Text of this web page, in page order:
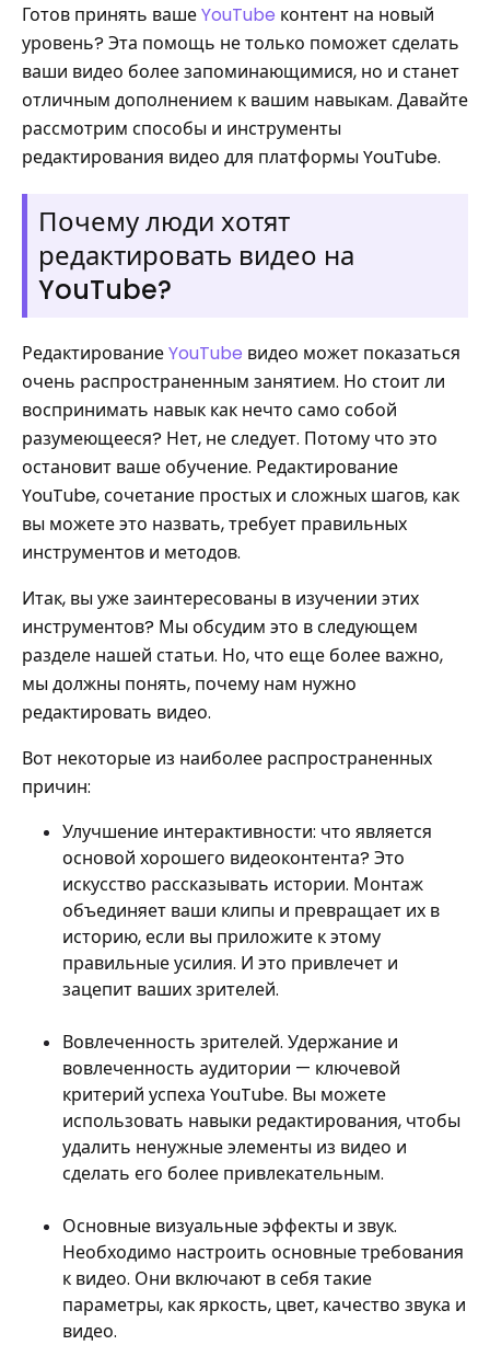
Готов принять вашеYouTube контент на новый
уровень? Эта помощь не только поможет сделать
ваши видео более запоминающимися, но и станет
отличным дополнением к вашим навыкам. Давайте
рассмотрим способы и инструменты
редактирования видео для платформы YouTube.
Почему люди хотят
редактировать видео на
YouTube?
РедактированиеYouTube видео может показаться
очень распространенным занятием. Но стоит ли
воспринимать навык как нечто само собой
разумеющееся? Нет, не следует. Потому что это
остановит ваше обучение. Редактирование
YouTube, сочетание простых и сложных шагов, как
вы можете это назвать, требует правильных
инструментов и методов.
Итак, вы уже заинтересованы в изучении этих
инструментов? Мы обсудим это в следующем
разделе нашей статьи. Но, что еще более важно,
мы должны понять, почему нам нужно
редактировать видео.
Вот некоторые из наиболее распространенных
причин:
Улучшение интерактивности: что является
основой хорошего видеоконтента? Это
искусство рассказывать истории. Монтаж
объединяет ваши клипы и превращает их в
историю, если вы приложите к этому
правильные усилия. И это привлечет и
зацепит ваших зрителей.
Вовлеченность зрителей. Удержание и
вовлеченность аудитории — ключевой
критерий успеха YouTube. Вы можете
использовать навыки редактирования, чтобы
удалить ненужные элементы из видео и
сделать его более привлекательным.
Основные визуальные эффекты и звук.
Необходимо настроить основные требования
к видео. Они включают в себя такие
параметры, как яркость, цвет, качество звука и
видео.